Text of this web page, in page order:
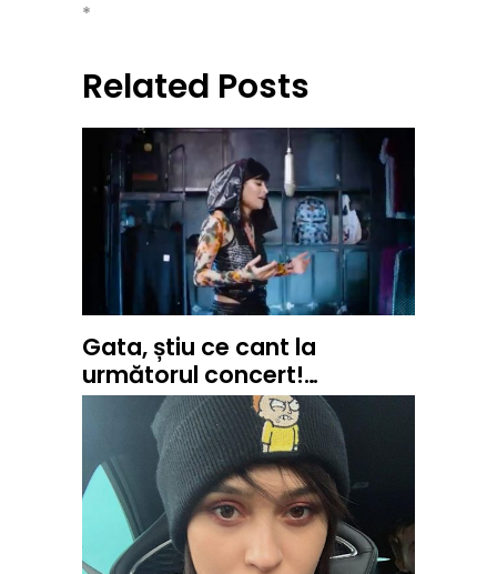
*
Related Posts
Gata, știu ce cant la
următorul concert!…